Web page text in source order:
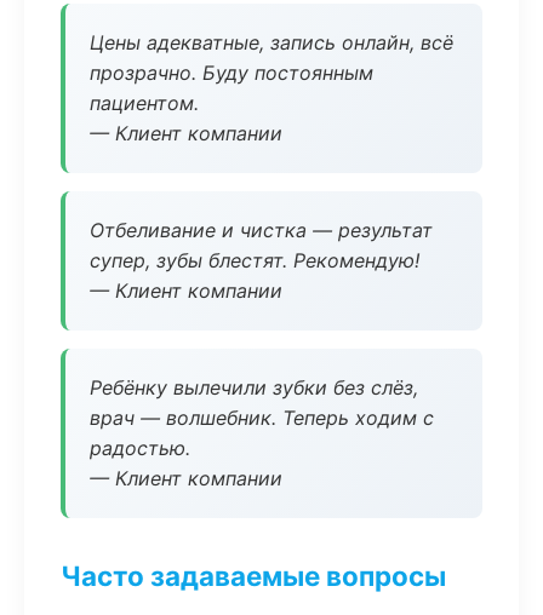
Цены адекватные, запись онлайн, всё
прозрачно. Буду постоянным
пациентом.
— Клиент компании
Отбеливание и чистка — результат
супер, зубы блестят. Рекомендую!
— Клиент компании
Ребёнку вылечили зубки без слёз,
врач — волшебник. Теперь ходим с
радостью.
— Клиент компании
Часто задаваемые вопросы